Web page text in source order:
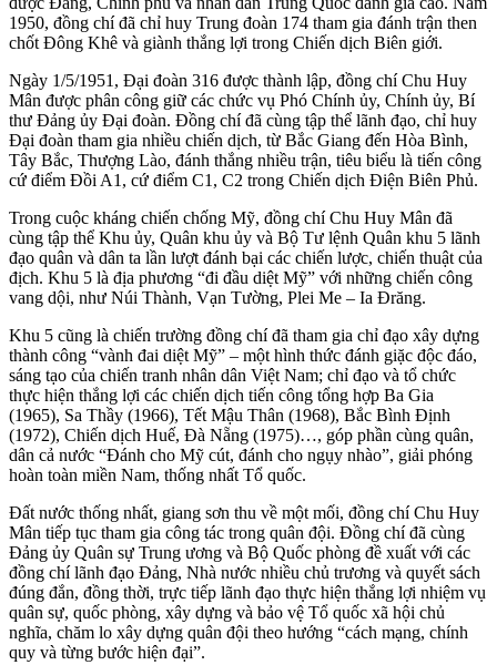
1950, đồng chí đã chỉ huy Trung đoàn 174 tham gia đánh trận then
chốt Đông Khê và giành thắng lợi trong Chiến dịch Biên giới.
Ngày 1/5/1951, Đại đoàn 316 được thành lập, đồng chí Chu Huy
Mân được phân công giữ các chức vụ Phó Chính ủy, Chính ủy, Bí
thư Đảng ủy Đại đoàn. Đồng chí đã cùng tập thể lãnh đạo, chỉ huy
Đại đoàn tham gia nhiều chiến dịch, từ Bắc Giang đến Hòa Bình,
Tây Bắc, Thượng Lào, đánh thắng nhiều trận, tiêu biểu là tiến công
cứ điểm Đồi A1, cứ điểm C1, C2 trong Chiến dịch Điện Biên Phủ.
Trong cuộc kháng chiến chống Mỹ, đồng chí Chu Huy Mân đã
cùng tập thể Khu ủy, Quân khu ủy và Bộ Tư lệnh Quân khu 5 lãnh
đạo quân và dân ta lần lượt đánh bại các chiến lược, chiến thuật của
địch. Khu 5 là địa phương “đi đầu diệt Mỹ” với những chiến công
vang dội, như Núi Thành, Vạn Tường, Plei Me – Ia Đrăng.
Khu 5 cũng là chiến trường đồng chí đã tham gia chỉ đạo xây dựng
thành công “vành đai diệt Mỹ” – một hình thức đánh giặc độc đáo,
sáng tạo của chiến tranh nhân dân Việt Nam; chỉ đạo và tổ chức
thực hiện thắng lợi các chiến dịch tiến công tổng hợp Ba Gia
(1965), Sa Thầy (1966), Tết Mậu Thân (1968), Bắc Bình Định
(1972), Chiến dịch Huế, Đà Nẵng (1975)…, góp phần cùng quân,
dân cả nước “Đánh cho Mỹ cút, đánh cho ngụy nhào”, giải phóng
hoàn toàn miền Nam, thống nhất Tổ quốc.
Đất nước thống nhất, giang sơn thu về một mối, đồng chí Chu Huy
Mân tiếp tục tham gia công tác trong quân đội. Đồng chí đã cùng
Đảng ủy Quân sự Trung ương và Bộ Quốc phòng đề xuất với các
đồng chí lãnh đạo Đảng, Nhà nước nhiều chủ trương và quyết sách
đúng đắn, đồng thời, trực tiếp lãnh đạo thực hiện thắng lợi nhiệm vụ
quân sự, quốc phòng, xây dựng và bảo vệ Tổ quốc xã hội chủ
nghĩa, chăm lo xây dựng quân đội theo hướng “cách mạng, chính
quy và từng bước hiện đại”.